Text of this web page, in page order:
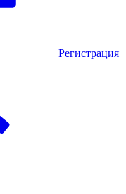
Регистрация